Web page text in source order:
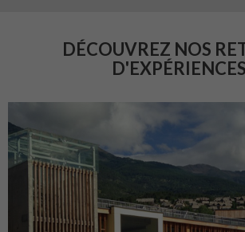
DÉCOUVREZ NOS
D'EXPÉRIENCES